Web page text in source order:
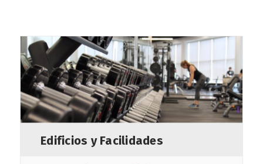
Edificios y Facilidades